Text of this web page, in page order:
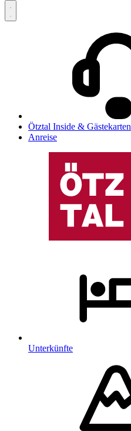
Ötztal Inside & Gästekarten
Anreise
Unterkünfte